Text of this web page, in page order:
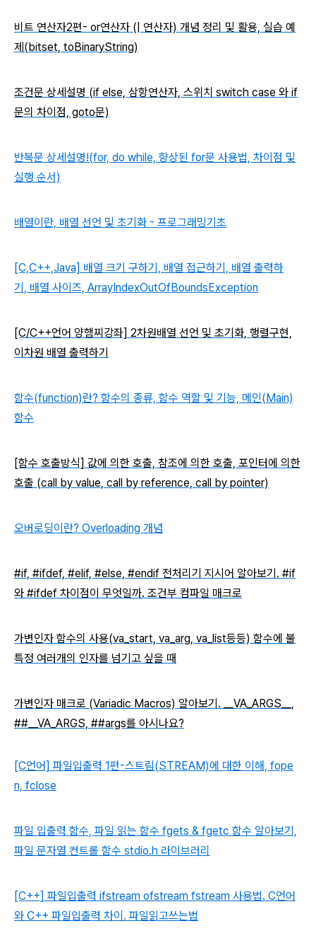
비트 연산자2편- or연산자 (| 연산자) 개념 정리 및 활용, 실습 예
제(bitset, toBinaryString)
조건문 상세설명 (if else, 삼항연산자, 스위치 switch case 와 if
문의 차이점, goto문)
반복문 상세설명!(for, do while, 향상된 for문 사용법, 차이점 및
실행 순서)
배열이란, 배열 선언 및 초기화 - 프로그래밍기초
[C,C++,Java] 배열 크기 구하기, 배열 접근하기, 배열 출력하
기, 배열 사이즈, ArrayIndexOutOfBoundsException
[C/C++언어 양햄찌강좌] 2차원배열 선언 및 초기화, 행렬구현,
이차원 배열 출력하기
함수(function)란? 함수의 종류, 함수 역할 및 기능, 메인(Main)
함수
[함수 호출방식] 값에 의한 호출, 참조에 의한 호출, 포인터에 의한
호출 (call by value, call by reference, call by pointer)
오버로딩이란? Overloading 개념
#if, #ifdef, #elif, #else, #endif 전처리기 지시어 알아보기. #if
와 #ifdef 차이점이 무엇일까. 조건부 컴파일 매크로
가변인자 함수의 사용(va_start, va_arg, va_list등등) 함수에 불
특정 여러개의 인자를 넘기고 싶을 때
가변인자 매크로 (Variadic Macros) 알아보기. __VA_ARGS__,
##__VA_ARGS, ##args를 아시나요?
[C언어] 파일입출력 1편-스트림(STREAM)에 대한 이해, fope
n, fclose
파일 입출력 함수, 파일 읽는 함수 fgets & fgetc 함수 알아보기,
파일 문자열 컨트롤 함수 stdio.h 라이브러리
[C++] 파일입출력 ifstream ofstream fstream 사용법. C언어
와 C++ 파일입출력 차이. 파일읽고쓰는법